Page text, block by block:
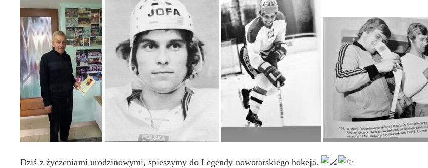
Dziś z życzeniami urodzinowymi, spieszymy do Legendy nowotarskiego hokeja.